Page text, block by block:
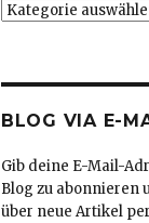
Kategorien
BLOG VIA E-
Gib deine E-Mail-
Blog zu abonnieren
über neue Artikel